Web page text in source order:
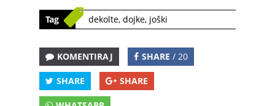
Tag dekolte, dojke, joški
KOMENTIRAJ SHARE / 20
SHARE SHARE